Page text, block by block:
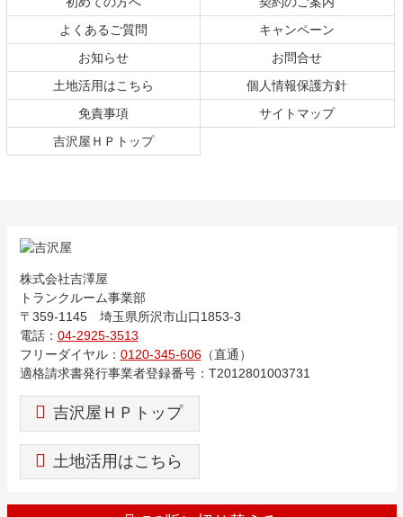
よくあるご質問
キャンペーン
お知らせ
お問合せ
土地活用はこちら
個人情報保護方針
免責事項
サイトマップ
吉沢屋ＨＰトップ
株式会社吉澤屋
トランクルーム事業部
〒359-1145 埼玉県所沢市山口1853-3
電話： 04-2925-3513
フリーダイヤル： 0120-345-606（直通）
適格請求書発行事業者登録番号：T2012801003731
吉沢屋ＨＰトップ
土地活用はこちら